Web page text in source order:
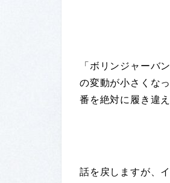
「ボリンジャーバ
の変動が小さくな
番を絶対に履き違
話を戻しますが、